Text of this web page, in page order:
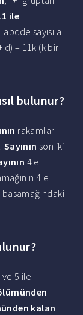
ile
sayısı a
d) = 11k (k bir
bulunur?
rakamları
Sayının son iki
4 e
4 e
ve 5 ile
kalan